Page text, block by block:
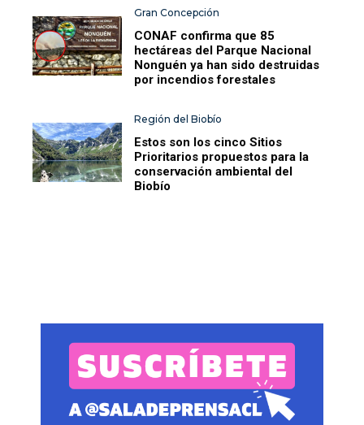
Gran Concepción
CONAF confirma que 85
hectáreas del Parque Nacional
Nonguén ya han sido destruidas
por incendios forestales
Región del Biobío
Estos son los cinco Sitios
Prioritarios propuestos para la
conservación ambiental del
Biobío